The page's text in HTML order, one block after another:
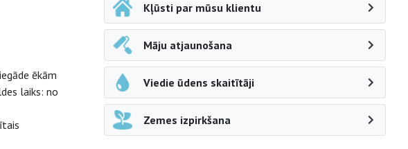
ēkām
laiks: no
Kļūsti par mūsu klientu
Māju atjaunošana
Viedie ūdens skaitītāji
Zemes izpirkšana